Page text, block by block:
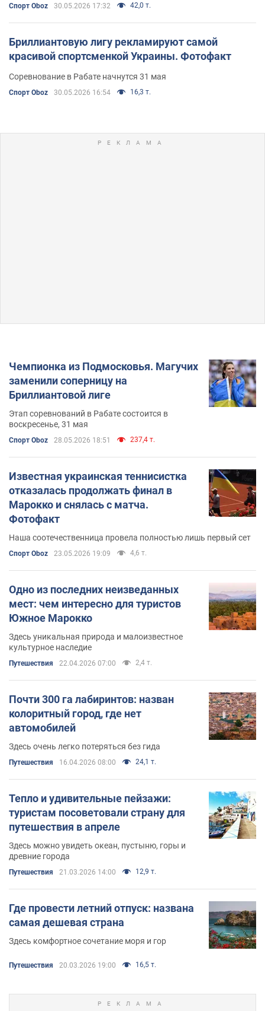
Спорт Oboz 30.05.2026 17:32 42,0 т.
Бриллиантовую лигу рекламируют самой
красивой спортсменкой Украины. Фотофакт
Соревнование в Рабате начнутся 31 мая
Спорт Oboz 30.05.2026 16:54 16,3 т.
Чемпионка из Подмосковья. Магучих
заменили соперницу на
Бриллиантовой лиге
Этап соревнований в Рабате состоится в
воскресенье, 31 мая
Спорт Oboz 28.05.2026 18:51 237,4 т.
Известная украинская теннисистка
отказалась продолжать финал в
Марокко и снялась с матча.
Фотофакт
Наша соотечественница провела полностью лишь первый сет
Спорт Oboz 23.05.2026 19:09 4,6 т.
Одно из последних неизведанных
мест: чем интересно для туристов
Южное Марокко
Здесь уникальная природа и малоизвестное
культурное наследие
Путешествия 22.04.2026 07:00 2,4 т.
Почти 300 га лабиринтов: назван
колоритный город, где нет
автомобилей
Здесь очень легко потеряться без гида
Путешествия 16.04.2026 08:00 24,1 т.
Тепло и удивительные пейзажи:
туристам посоветовали страну для
путешествия в апреле
Здесь можно увидеть океан, пустыню, горы и
древние города
Путешествия 21.03.2026 14:00 12,9 т.
Где провести летний отпуск: названа
самая дешевая страна
Здесь комфортное сочетание моря и гор
Путешествия 20.03.2026 19:00 16,5 т.